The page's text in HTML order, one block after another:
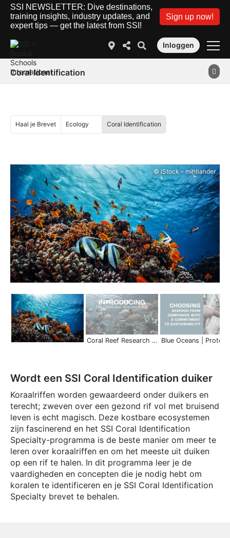
SSI NEWSLETTER: Dive destinations,
training insights, industry updates, and
expert tips — get the latest from SSI!
Sign up now!
Inloggen
Coral Identification
Haal je Brevet Ecology Coral Identification
© iStock - mihtiander
Coral Reef Research & Conservation | SSI Blue Oceans x Coral Reef Research Hub
Wordt een SSI Coral Identification duiker
Koraalriffen worden gewaardeerd onder duikers en
terecht; zweven over een gezond rif vol met bruisend
leven is echt magisch. Deze kostbare ecosystemen
zijn fascinerend en het SSI Coral Identification
Specialty-programma is de beste manier om meer te
leren over koraalriffen en om het meeste uit duiken
op een rif te halen. In dit programma leer je de
vaardigheden en concepten die je nodig hebt om
koralen te identificeren en je SSI Coral Identification
Specialty brevet te behalen.